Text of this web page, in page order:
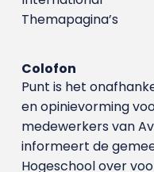
Themapagina’s
Colofon
Punt is het
en opinievorming
medewerkers van
informeert de
Hogeschool over